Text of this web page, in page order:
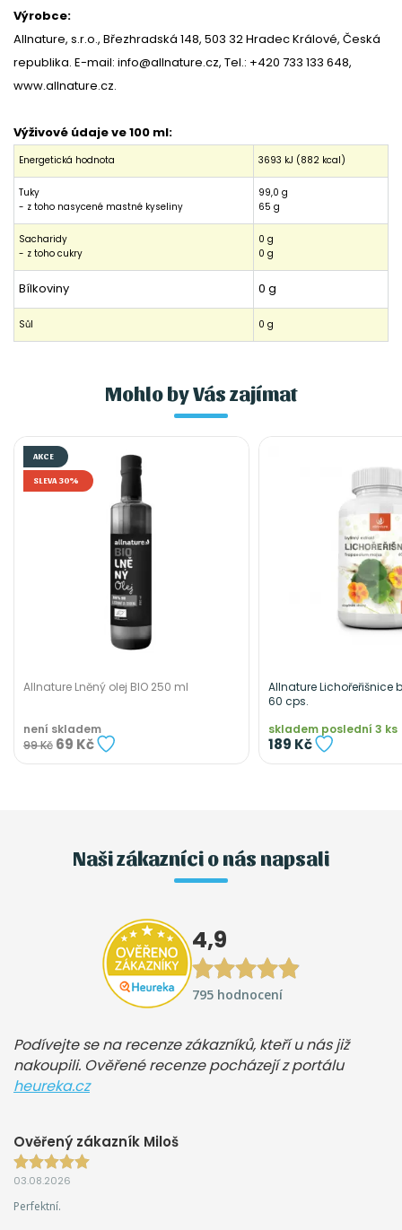
Výrobce:
Allnature, s.r.o., Březhradská 148, 503 32 Hradec Králové, Česká
republika. E-mail: info@allnature.cz, Tel.: +420 733 133 648,
www.allnature.cz.
Výživové údaje ve 100 ml:
Energetická hodnota 3693 kJ (882 kcal)
Tuky
- z toho nasycené mastné kyseliny
99,0 g
65 g
Sacharidy
- z toho cukry
0 g
0 g
Bílkoviny 0 g
Sůl 0 g
Mohlo by Vás zajímat
AKCE
SLEVA 30%
Allnature Lněný olej BIO 250 ml
není skladem
99 Kč 69 Kč
Allnature Lichořeřišnice
60 cps.
skladem poslední 3 ks
189 Kč
Naši zákazníci o nás napsali
4,9
795 hodnocení
Podívejte se na recenze zákazníků, kteří u nás již
nakoupili. Ověřené recenze pocházejí z portálu
heureka.cz
Ověřený zákazník Miloš
03.08.2026
Perfektní.